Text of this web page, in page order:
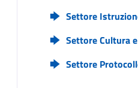
Settore
Settore Cultura
Settore